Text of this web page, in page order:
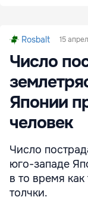
Rosbalt 15
Число
Японии
человек
Число
юго-западе
в то время
толчки.